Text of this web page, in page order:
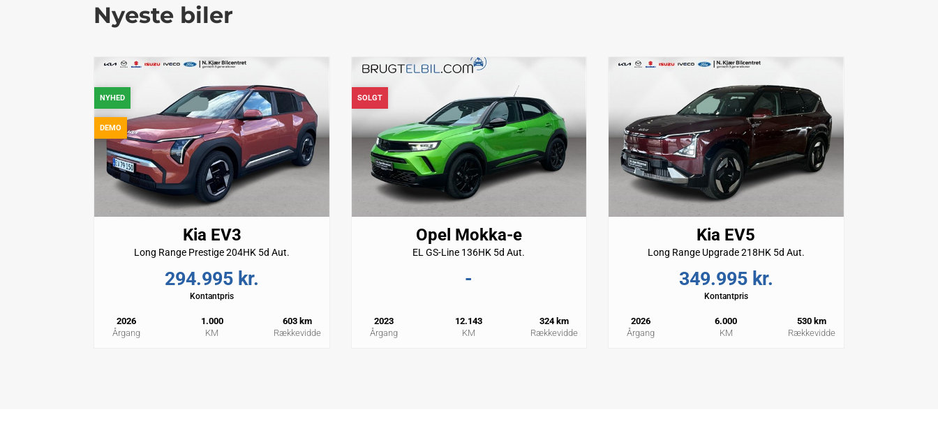
Nyeste biler
NYHED
DEMO
Kia EV3
Long Range Prestige 204HK 5d Aut.
294.995 kr.
Kontantpris
2026
Årgang
1.000
KM
603 km
Rækkevidde
SOLGT
Opel Mokka-e
EL GS-Line 136HK 5d Aut.
-
2023
Årgang
12.143
KM
324 km
Rækkevidde
Kia EV5
Long Range Upgrade 218HK 5d Aut.
349.995 kr.
Kontantpris
2026
Årgang
6.000
KM
530 km
Rækkevidde